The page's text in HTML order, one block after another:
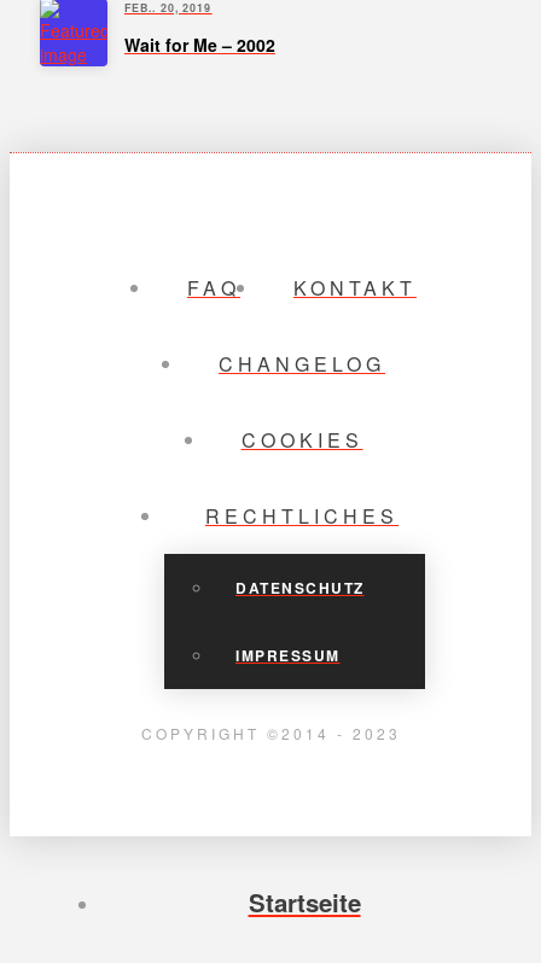
FEB.. 20, 2019
Wait for Me – 2002
FAQ KONTAKT
CHANGELOG
COOKIES
RECHTLICHES
DATENSCHUTZ
IMPRESSUM
COPYRIGHT ©2014 - 2023
Startseite